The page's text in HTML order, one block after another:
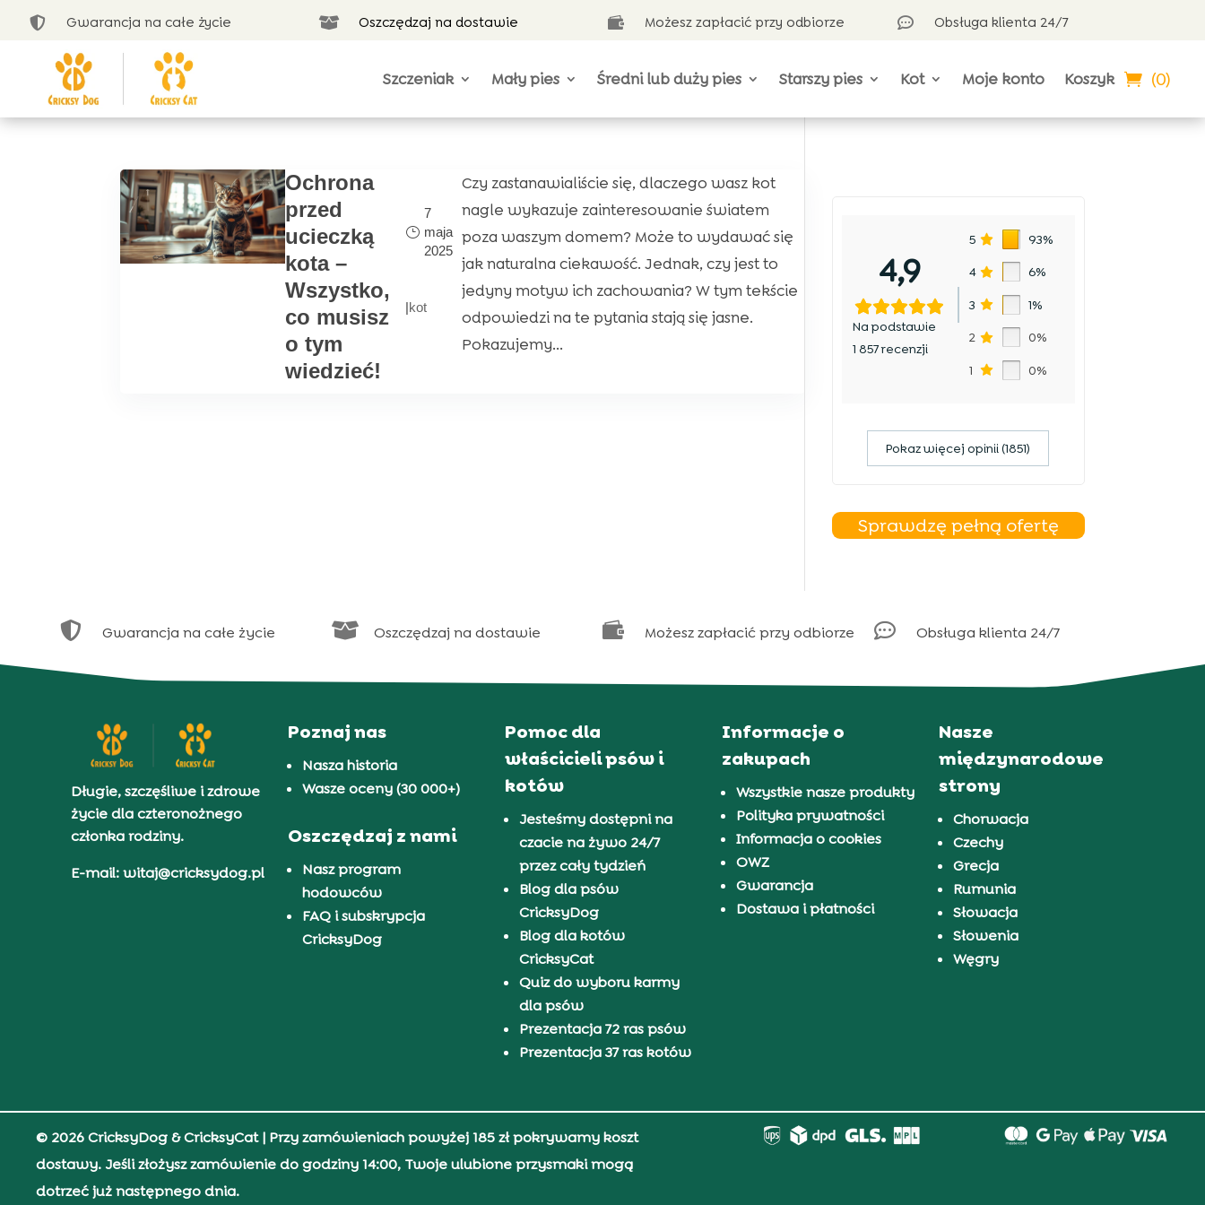
 Gwarancja na całe życie  Oszczędzaj na dostawie  Możesz zapłacić przy odbiorze  Obsługa klienta 24/7
Szczeniak Mały pies Średni lub duży pies Starszy pies Kot Moje konto Koszyk (0)
Ochrona
przed
ucieczką
kota –
Wszystko,
co musisz
o tym
wiedzieć!
7
maja
2025
|kot
Czy zastanawialiście się, dlaczego wasz kot
nagle wykazuje zainteresowanie światem
poza waszym domem? Może to wydawać się
jak naturalna ciekawość. Jednak, czy jest to
jedyny motyw ich zachowania? W tym tekście
odpowiedzi na te pytania stają się jasne.
Pokazujemy...
4,9
Na podstawie
1 857 recenzji
5 93%
4 6%
3 1%
2 0%
1 0%
Pokaz więcej opinii (1851)
Sprawdzę pełną ofertę
 Gwarancja na całe życie  Oszczędzaj na dostawie  Możesz zapłacić przy odbiorze  Obsługa klienta 24/7
Długie, szczęśliwe i zdrowe
życie dla czteronożnego
członka rodziny.
E-mail: witaj@cricksydog.pl
Poznaj nas
Nasza historia
Wasze oceny (30 000+)
Oszczędzaj z nami
Nasz program
hodowców
FAQ i subskrypcja
CricksyDog
Pomoc dla
właścicieli psów i
kotów
Jesteśmy dostępni na
czacie na żywo 24/7
przez cały tydzień
Blog dla psów
CricksyDog
Blog dla kotów
CricksyCat
Quiz do wyboru karmy
dla psów
Prezentacja 72 ras psów
Prezentacja 37 ras kotów
Informacje o
zakupach
Wszystkie nasze produkty
Polityka prywatności
Informacja o cookies
OWZ
Gwarancja
Dostawa i płatności
Nasze
międzynarodowe
strony
Chorwacja
Czechy
Grecja
Rumunia
Słowacja
Słowenia
Węgry
© 2026 CricksyDog & CricksyCat| Przy zamówieniach powyżej 185 zł pokrywamy koszt
dostawy. Jeśli złożysz zamówienie do godziny 14:00, Twoje ulubione przysmaki mogą
dotrzeć już następnego dnia.